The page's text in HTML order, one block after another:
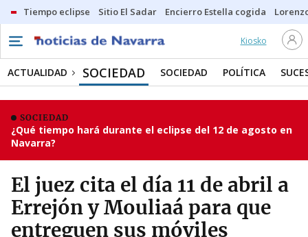
Tiempo eclipse Sitio El Sadar Encierro Estella cogida
Kiosko
ACTUALIDAD SOCIEDAD SOCIEDAD POLÍTICA
SOCIEDAD
¿Qué tiempo hará durante el eclipse del 12 de agosto en
Navarra?
El juez cita el día 11 de abril a
Errejón y Mouliaá para que
entreguen sus móviles